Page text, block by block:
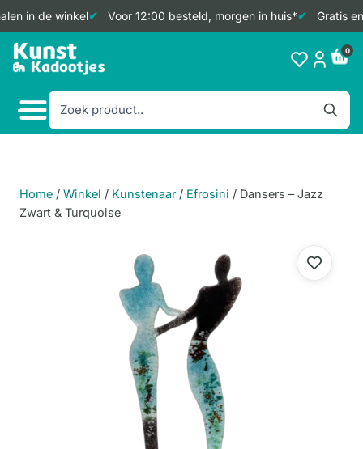
in de winkel Voor 12:00 besteld, morgen in huis* Gratis
Doorgaan
naar
0
Home / Winkel / Kunstenaar / Efrosini / Dansers – Jazz
Zwart & Turquoise